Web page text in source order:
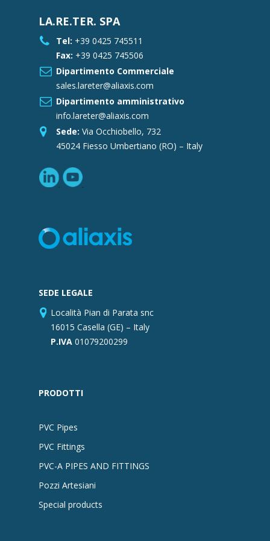
LA.RE.TER. SPA
Tel: +39 0425 745511
Fax: +39 0425 745506
Dipartimento Commerciale
sales.lareter@aliaxis.com
Dipartimento amministrativo
info.lareter@aliaxis.com
Sede: Via Occhiobello, 732
45024 Fiesso Umbertiano (RO) – Italy
SEDE LEGALE
Località Pian di Parata snc
16015 Casella (GE) – Italy
P.IVA 01079200299
PRODOTTI
PVC Pipes
PVC Fittings
PVC-A PIPES AND FITTINGS
Pozzi Artesiani
Special products